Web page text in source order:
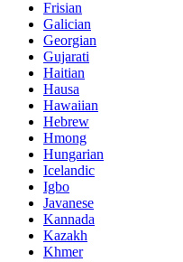
Frisian
Galician
Georgian
Gujarati
Haitian
Hausa
Hawaiian
Hebrew
Hmong
Hungarian
Icelandic
Igbo
Javanese
Kannada
Kazakh
Khmer